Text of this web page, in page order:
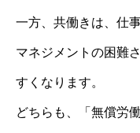
一方、共働きは、仕
マネジメントの困難
すくなります。
どちらも、「無償労